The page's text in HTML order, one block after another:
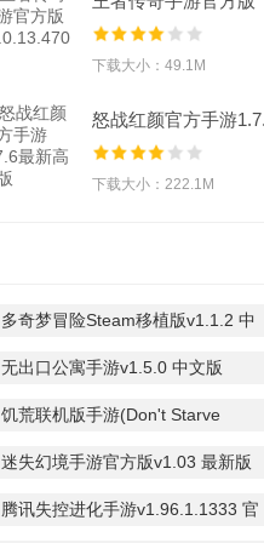
v1.0.13.470 安
下载大小：49.1M
怒战红颜官方手游
最新高爆版
下载大小：222.1M
多奇梦冒险Steam移植版v1.1.2 中
无出口公寓手游v1.5.0 中文版
饥荒联机版手游(Don't Starve
迷失幻境手游官方版v1.03 最新版
腾讯失控进化手游v1.96.1.1333 官